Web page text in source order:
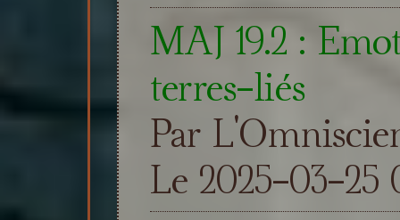
MAJ 19.2 :
terres-liés
Par
Le 2025-03-25